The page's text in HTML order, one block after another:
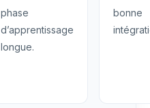
phase
d’apprentissage
longue.
bonne